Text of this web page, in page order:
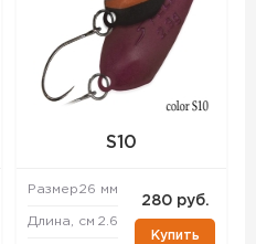
S10
Размер26 мм
Длина, см 2.6
280 руб.
Купить